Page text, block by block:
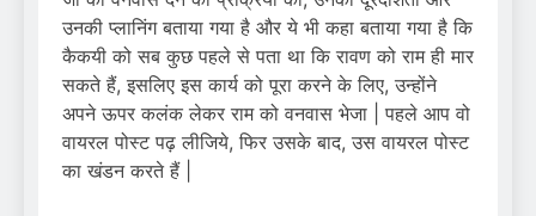
उनकी प्लानिंग बताया गया है और ये भी कहा बताया गया है कि
कैकयी को सब कुछ पहले से पता था कि रावण को राम ही मार
सकते हैं, इसलिए इस कार्य को पूरा करने के लिए, उन्होंने
अपने ऊपर कलंक लेकर राम को वनवास भेजा | पहले आप वो
वायरल पोस्ट पढ़ लीजिये, फिर उसके बाद, उस वायरल पोस्ट
का खंडन करते हैं |